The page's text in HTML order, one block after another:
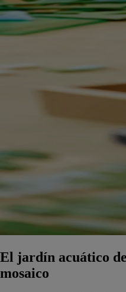
El jardín acuático
mosaico